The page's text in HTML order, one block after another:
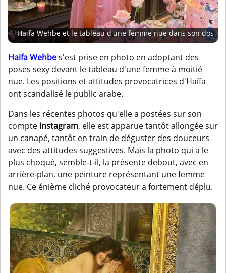
Haifa Wehbe et le tableau d'une femme nue dans son dos
Haifa Wehbes'est prise en photo en adoptant des
poses sexy devant le tableau d'une femme à moitié
nue. Les positions et attitudes provocatrices d'Haïfa
ont scandalisé le public arabe.
Dans les récentes photos qu'elle a postées sur son
compte Instagram, elle est apparue tantôt allongée sur
un canapé, tantôt en train de déguster des douceurs
avec des attitudes suggestives. Mais la photo qui a le
plus choqué, semble-t-il, la présente debout, avec en
arrière-plan, une peinture représentant une femme
nue. Ce énième cliché provocateur a fortement déplu.